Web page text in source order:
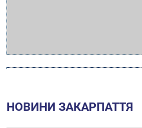
НОВИНИ ЗАКАРПАТТЯ